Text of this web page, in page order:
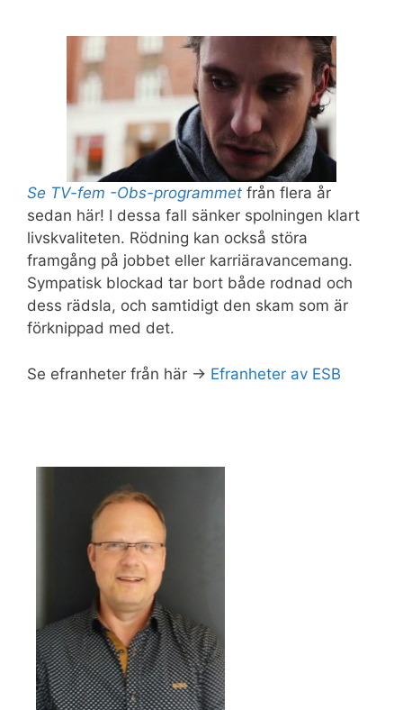
Se TV-fem -Obs-programmet från flera år
sedan här! I dessa fall sänker spolningen klart
livskvaliteten. Rödning kan också störa
framgång på jobbet eller karriäravancemang.
Sympatisk blockad tar bort både rodnad och
dess rädsla, och samtidigt den skam som är
förknippad med det.
Se efranheter från här -> Efranheter av ESB